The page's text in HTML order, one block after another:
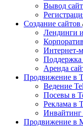
Вывод
Создание сайтов
Лендинги
Интернет-
Поддержка
Аренда
Продвижение в
Ведение
Посевы в
Реклама в
Инвайтинг
Продвижение в